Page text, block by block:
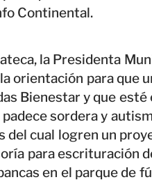
Continental.
la Presidenta
orientación para que
Bienestar y que esté
sordera y
del cual logren un
para escrituración
en el parque de